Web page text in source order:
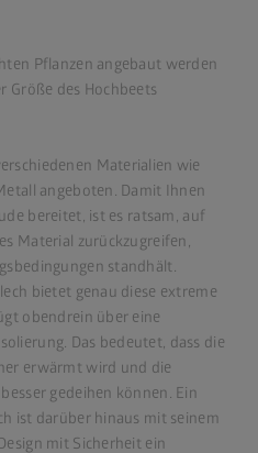
Pflanzen angebaut werden
Größe des Hochbeets
Materialien wie
angeboten. Damit Ihnen
bereitet, ist es ratsam, auf
Material zurückzugreifen,
standhält.
bietet genau diese extreme
obendrein über eine
Das bedeutet, dass die
erwärmt wird und die
gedeihen können. Ein
ist darüber hinaus mit seinem
mit Sicherheit ein